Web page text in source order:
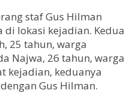
staf Gus Hilman
lokasi kejadian. Kedua
25 tahun, warga
Najwa, 26 tahun, warga
kejadian, keduanya
Gus Hilman.